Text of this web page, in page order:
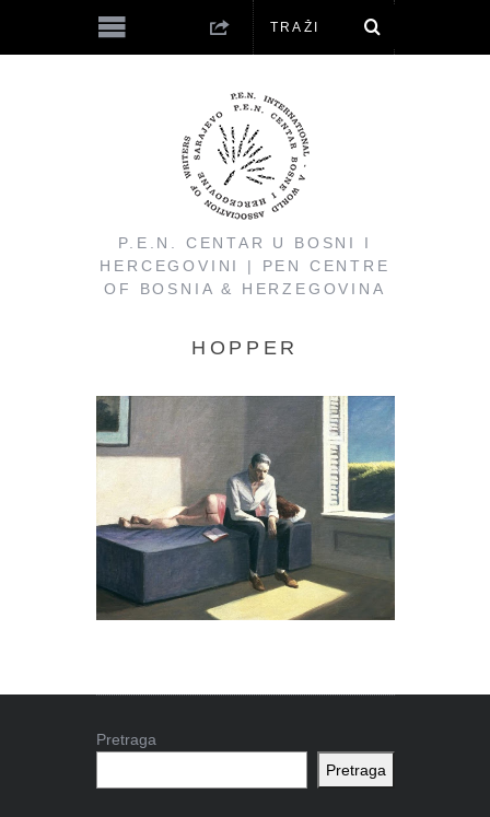
P.E.N. CENTAR U BOSNI I
HERCEGOVINI | PEN CENTRE
OF BOSNIA & HERZEGOVINA
HOPPER
Pretraga
Pretraga